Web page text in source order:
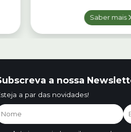
Saber mais
a nossa
a par das novidades!